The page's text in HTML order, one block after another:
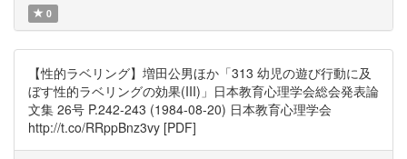
0
【性的ラベリング】増田公男ほか「313 幼児の遊び行動に及
ぼす性的ラベリングの効果(III)」日本教育心理学会総会発表論
文集 26号 P.242-243 (1984-08-20) 日本教育心理学会
http://t.co/RRppBnz3vy [PDF]